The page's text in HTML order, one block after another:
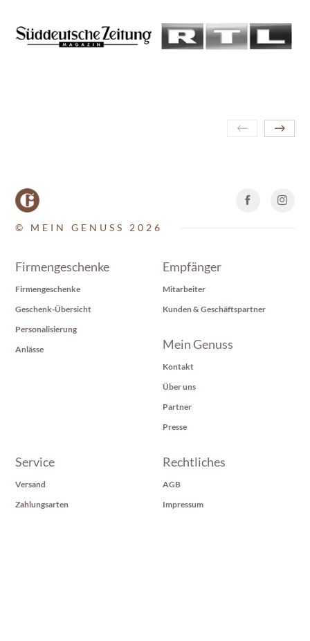
© MEIN GENUSS 2026
Firmengeschenke
Firmengeschenke
Geschenk-Übersicht
Personalisierung
Anlässe
Empfänger
Mitarbeiter
Kunden & Geschäftspartner
Mein Genuss
Kontakt
Über uns
Partner
Presse
Service
Versand
Zahlungsarten
Rechtliches
AGB
Impressum